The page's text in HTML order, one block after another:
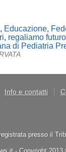
, Educazione,
, regaliamo futuro
di Pediatria
Info e contatti
presso il